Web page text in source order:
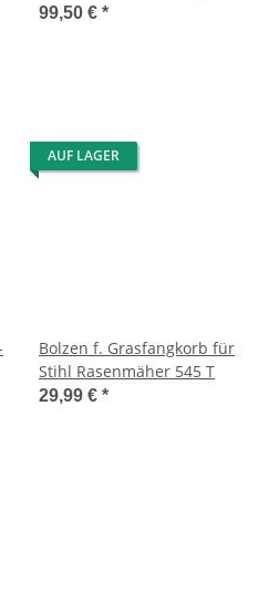
99,50 € *
AUF LAGER
Bolzen f. Grasfangkorb für
Stihl Rasenmäher 545 T
29,99 € *